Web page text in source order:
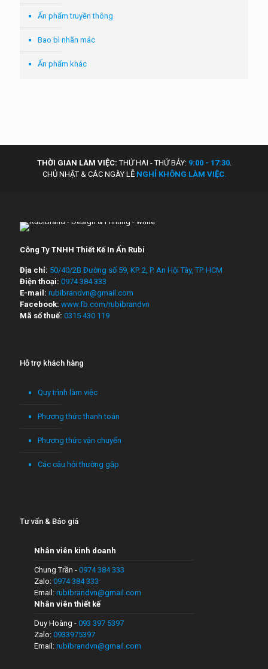
Ấn phẩm truyền thông
Bao bì nhãn mác
Ấn phẩm khác
THỜI GIAN LÀM VIỆC:THỨ HAI - THỨ BẢY: 9:00 - 17:30.
CHỦ NHẬT & CÁC NGÀY LỄ NGHỈ KHÔNG LÀM VIỆC.
Công Ty TNHH Thiết Kế In Ấn Rubi
Địa chỉ: 50/40/2B Đường số 59, KP. 2, P. An Hội Tây, TP. HCM
Điện thoại: 0974 384 333
E-mail: rubibrandvn@gmail.com
Facebook: www.fb.com/rubibrandvn
Mã số thuế: 0315 430 119
Hỗ trợ khách hàng
Quy trình làm việc
Phương thức thanh toán
Phương thức vận chuyển
Các câu hỏi thường gặp
Tư vấn & Báo giá
Nhân viên kinh doanh
Chung Trần - 0974 384 333
Zalo: 0974 384 333
Email: rubibrandvn@gmail.com
Nhân viên thiết kế
Duy Hoàng - 093 397 5397
Zalo: 0933975397
Email: rubibrandvn@gmail.com